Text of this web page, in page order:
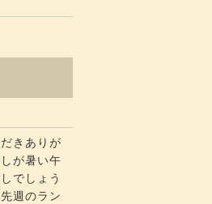
きありが
が暑い午
でしょう
週のラン